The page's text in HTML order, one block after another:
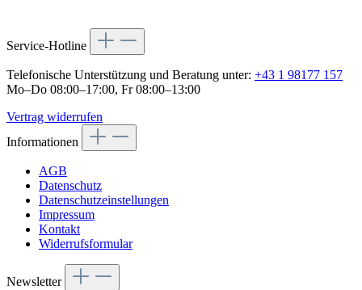
Service-Hotline
Telefonische Unterstützung und Beratung unter: +43 1 98177 157
Mo–Do 08:00–17:00, Fr 08:00–13:00
Vertrag widerrufen
Informationen
AGB
Datenschutz
Datenschutzeinstellungen
Impressum
Kontakt
Widerrufsformular
Newsletter